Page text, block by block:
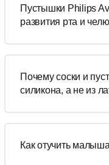
Пустышки Philips
развития рта и
Почему соски и
силикона, а не из
Как отучить